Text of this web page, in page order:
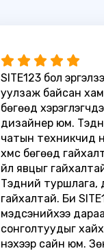
SITE123 бол
уулзаж байсан
бөгөөд
дизайнер юм.
чатын техникчид
хүмүүс бөгөөд
үйл явцыг
Тэдний туршлага,
гайхалтай. Би
мэдсэнийхээ
сонголтуудыг
үнэхээр сайн юм.